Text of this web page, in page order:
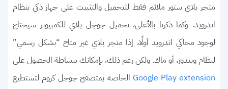
متجر بلاي ستور ملائم فقط للتحميل والتثبيت على جهاز ذكي بنظام
اندرويد. وكما ذكرنا بالأعلى، تحميل جوجل بلاي للكمبيوتر سيحتاج
لوجود محاكي اندرويد أولًا، إذا متجر بلاي غير متاح “بشكل رسمي”
لنظام ويندوز، أو ماك. ولكن رغم ذلك، بإمكانك ببساطة الحصول على
Google Play extension الخاصة بمتصفح جوجل كروم لتستطيع